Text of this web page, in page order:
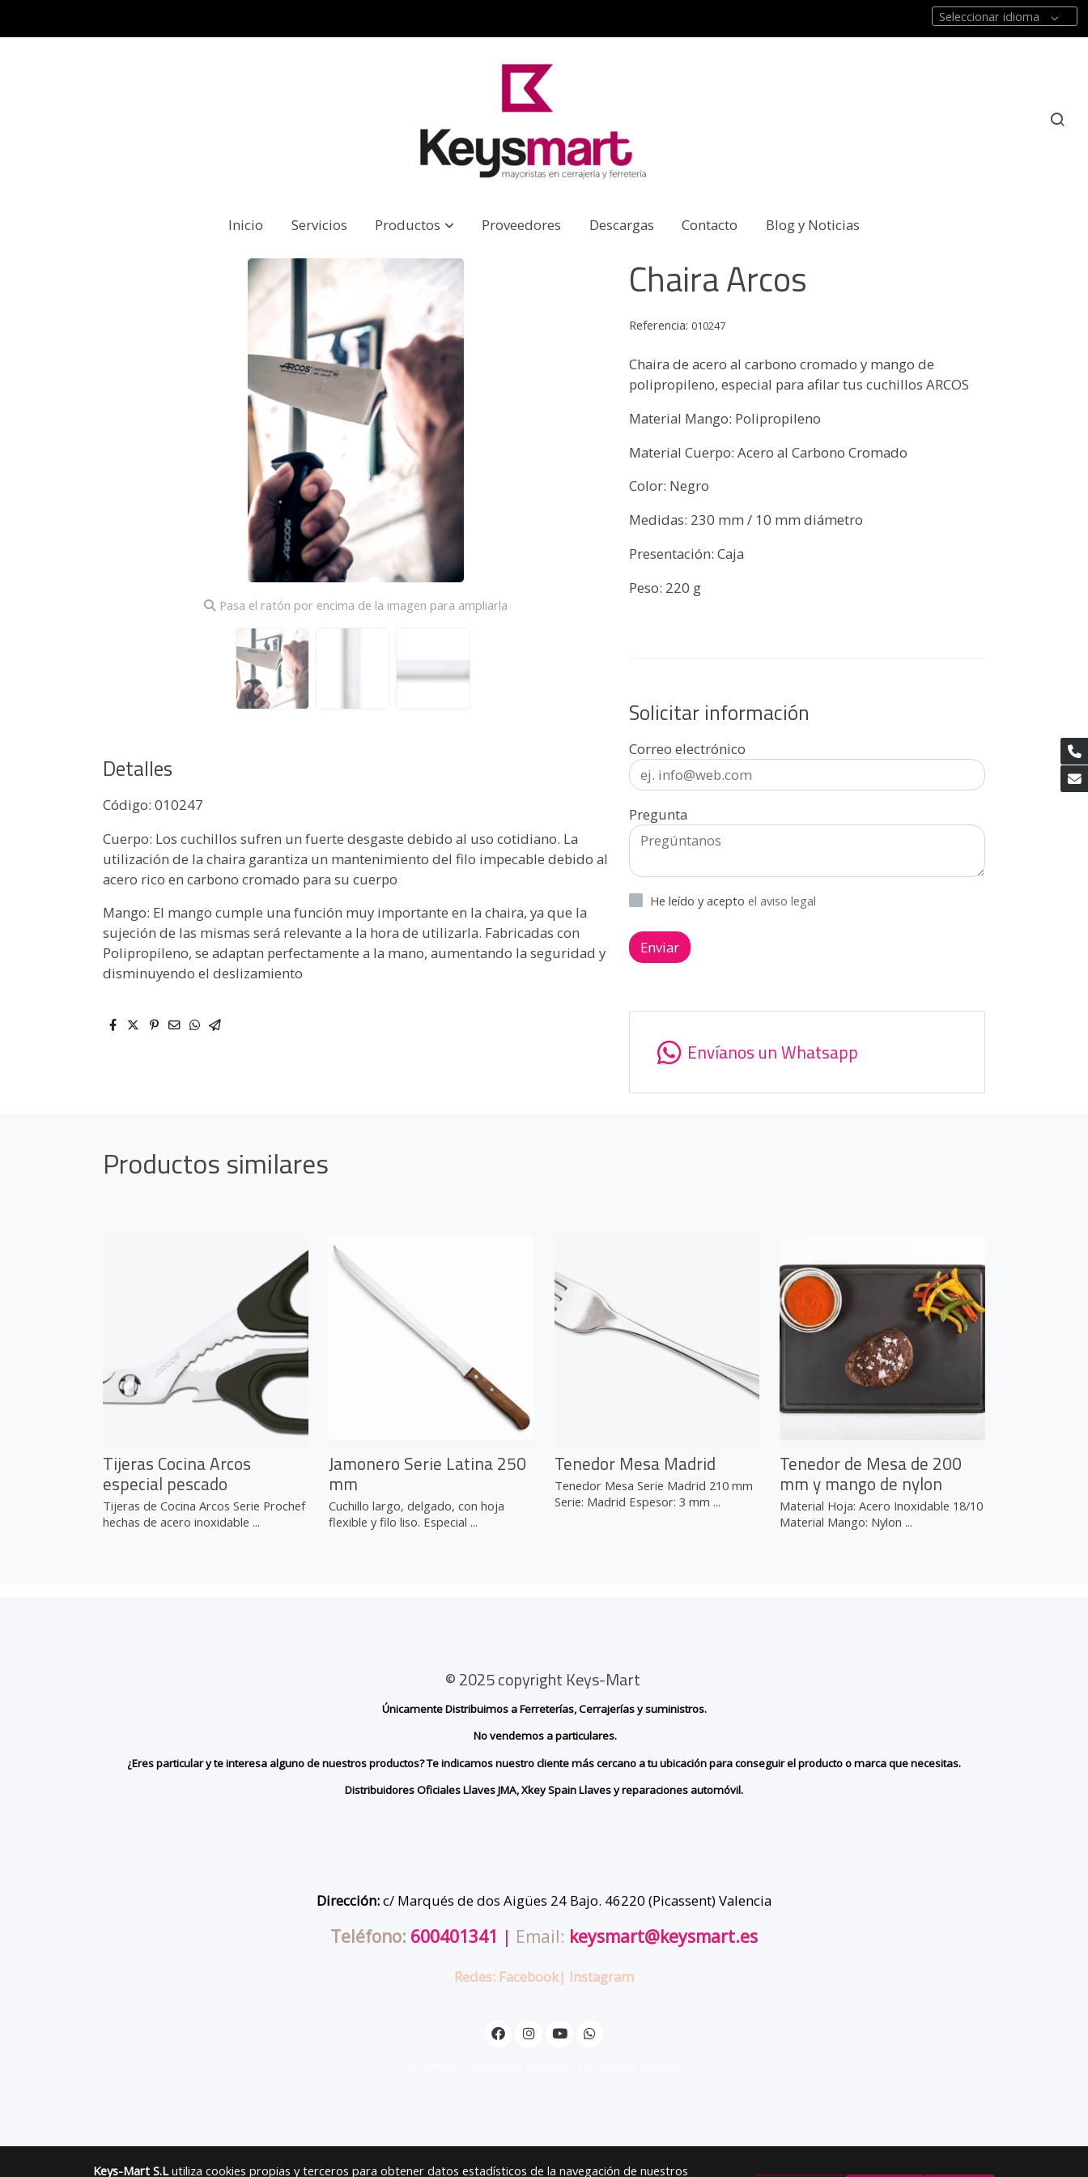
Seleccionar idioma
Inicio Servicios Productos Proveedores Descargas Contacto Blog y Noticias
Pasa el ratón por encima de la imagen para ampliarla
Detalles
Código: 010247
Cuerpo: Los cuchillos sufren un fuerte desgaste debido al uso cotidiano. La
utilización de la chaira garantiza un mantenimiento del filo impecable debido al
acero rico en carbono cromado para su cuerpo
Mango: El mango cumple una función muy importante en la chaira, ya que la
sujeción de las mismas será relevante a la hora de utilizarla. Fabricadas con
Polipropileno, se adaptan perfectamente a la mano, aumentando la seguridad y
disminuyendo el deslizamiento
Chaira Arcos
Referencia: 010247
Chaira de acero al carbono cromado y mango de
polipropileno, especial para afilar tus cuchillos ARCOS
Material Mango: Polipropileno
Material Cuerpo: Acero al Carbono Cromado
Color: Negro
Medidas: 230 mm / 10 mm diámetro
Presentación: Caja
Peso: 220 g
Solicitar información
Correo electrónico
Pregunta
He leído y acepto el aviso legal
Enviar
Envíanos un Whatsapp
Productos similares
Tijeras Cocina Arcos
especial pescado
Tijeras de Cocina Arcos Serie Prochef
hechas de acero inoxidable ...
Jamonero Serie Latina 250
mm
Cuchillo largo, delgado, con hoja
flexible y filo liso. Especial ...
Tenedor Mesa Madrid
Tenedor Mesa Serie Madrid 210 mm
Serie: Madrid Espesor: 3 mm ...
Tenedor de Mesa de 200
mm y mango de nylon
Material Hoja: Acero Inoxidable 18/10
Material Mango: Nylon ...
© 2025 copyright Keys-Mart
Únicamente Distribuimos a Ferreterías, Cerrajerías y suministros.
No vendemos a particulares.
¿Eres particular y te interesa alguno de nuestros productos? Te indicamos nuestro cliente más cercano a tu ubicación para conseguir el producto o marca que necesitas.
Distribuidores Oficiales Llaves JMA, Xkey Spain Llaves y reparaciones automóvil.
Dirección:c/ Marqués de dos Aigües 24 Bajo. 46220 (Picassent) Valencia
Teléfono: 600401341 | Email: keysmart@keysmart.es
Redes: Facebook| Instagram
Keys-Mart S.Lutiliza cookies propias y terceros para obtener datos estadísticos de la navegación de nuestros